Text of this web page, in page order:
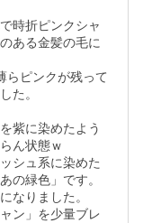
時折ピンクシャ
ある金髪の毛に
らピンクが残って
た。
紫に染めたよう
ん状態ｗ
シュ系に染めた
の緑色」です。
なりました。
ン」を少量ブレ